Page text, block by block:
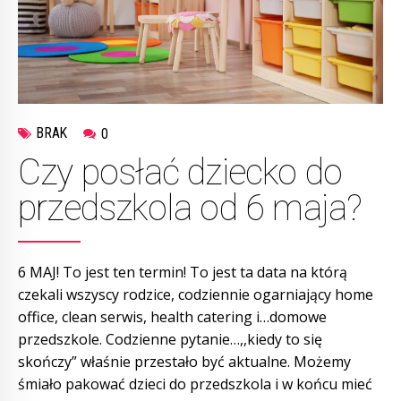
BRAK 0
Czy posłać dziecko do
przedszkola od 6 maja?
6 MAJ! To jest ten termin! To jest ta data na którą
czekali wszyscy rodzice, codziennie ogarniający home
office, clean serwis, health catering i…domowe
przedszkole. Codzienne pytanie…,,kiedy to się
skończy” właśnie przestało być aktualne. Możemy
śmiało pakować dzieci do przedszkola i w końcu mieć